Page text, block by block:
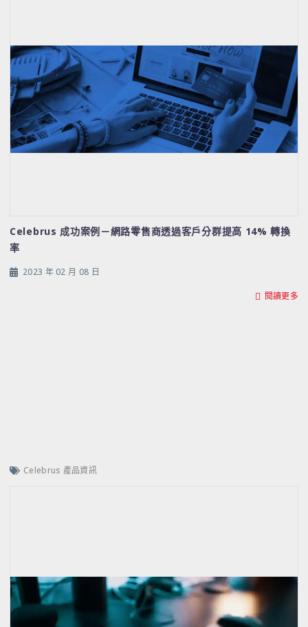
Celebrus 成功案例－網路零售商透過客戶分群提高 14% 轉換
率
2023 年 02 月 08 日
閱讀更多
Celebrus 產品資訊